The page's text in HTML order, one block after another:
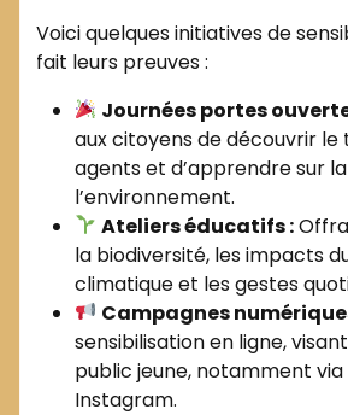
Voici quelques initiatives de
fait leurs preuves :
Journées portes
aux citoyens de découvrir le
agents et d’apprendre sur
l’environnement.
Ateliers éducatifs :
la biodiversité, les impacts
climatique et les gestes
Campagnes
sensibilisation en ligne,
public jeune, notamment via
Instagram.